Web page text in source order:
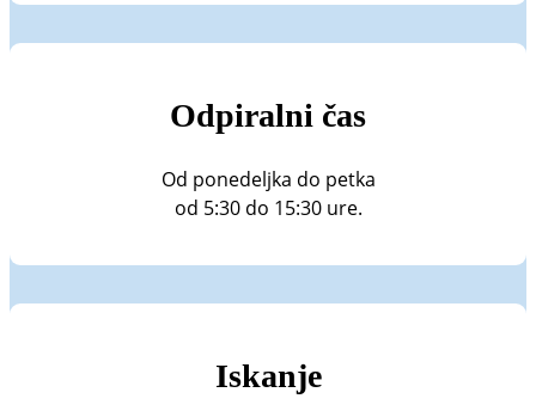
Odpiralni čas
Od ponedeljka do petka
od 5:30 do 15:30 ure.
Iskanje